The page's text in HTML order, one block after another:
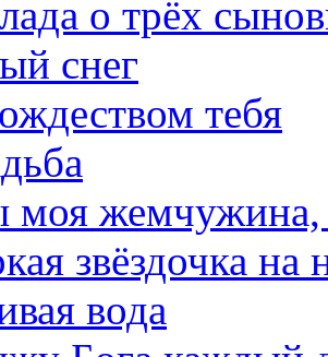
о трёх
снег
тебя
моя жемчужина,
звёздочка на
вода